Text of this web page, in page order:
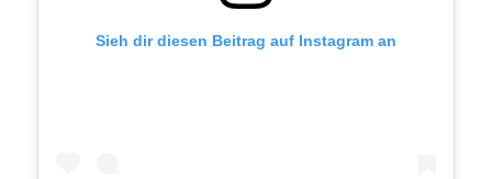
Sieh dir diesen Beitrag auf Instagram an